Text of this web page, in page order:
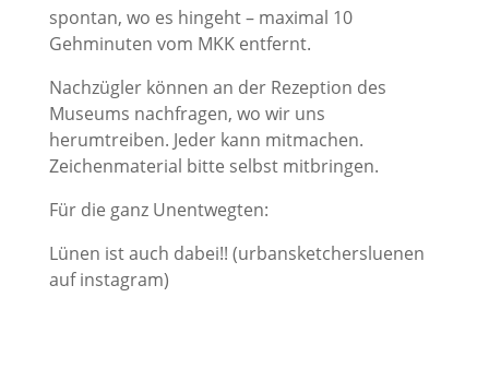
spontan, wo es hingeht – maximal 10
Gehminuten vom MKK entfernt.
Nachzügler können an der Rezeption des
Museums nachfragen, wo wir uns
herumtreiben. Jeder kann mitmachen.
Zeichenmaterial bitte selbst mitbringen.
Für die ganz Unentwegten:
Lünen ist auch dabei!! (urbansketchersluenen
auf instagram)